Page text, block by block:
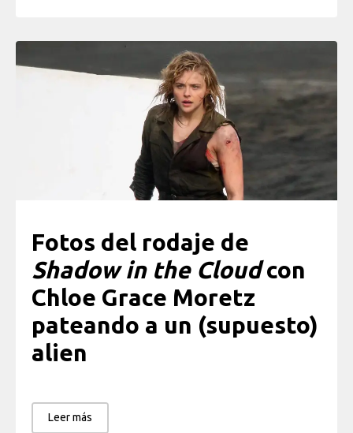
Fotos del rodaje de
Shadow in the Cloudcon
Chloe Grace Moretz
pateando a un (supuesto)
alien
Leer más